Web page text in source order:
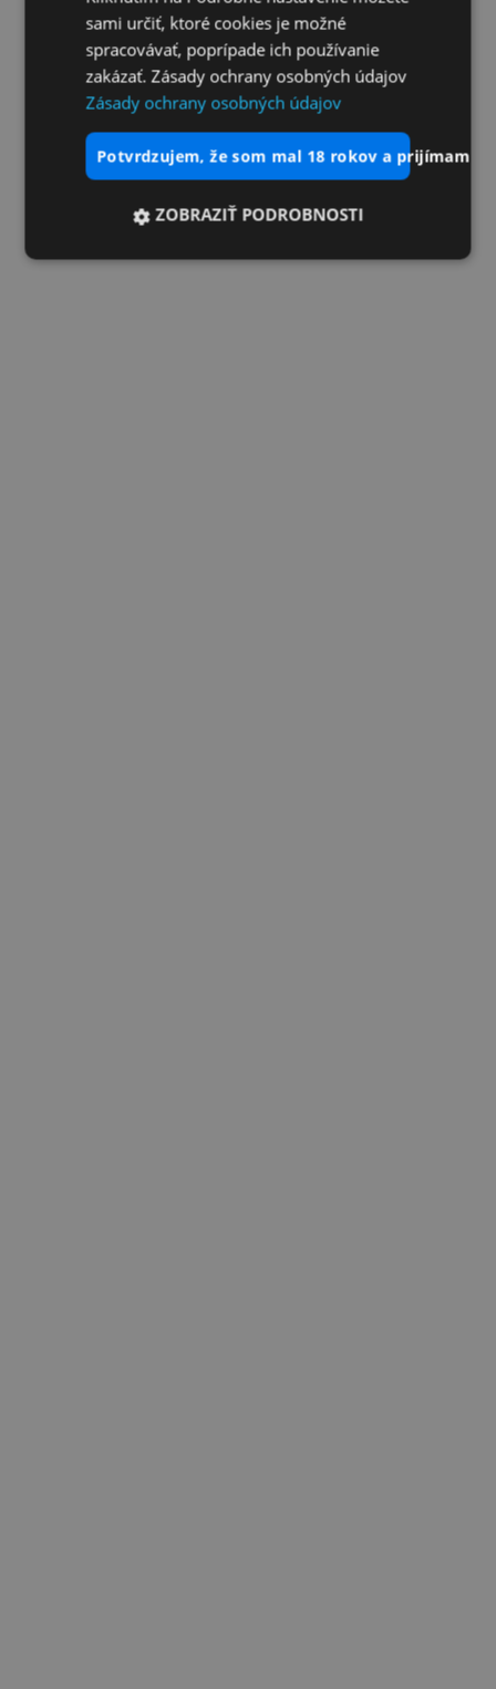
sami určiť, ktoré cookies je možné
spracovávať, poprípade ich používanie
zakázať. Zásady ochrany osobných údajov
Zásady ochrany osobných údajov
potvrdzujem, že som mal 18 rokov a prijímam
ZOBRAZIŤ PODROBNOSTI